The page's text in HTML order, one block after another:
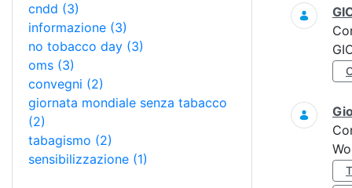
cndd (3)
informazione (3)
no tobacco day (3)
oms (3)
convegni (2)
giornata mondiale senza tabacco
(2)
tabagismo (2)
sensibilizzazione (1)